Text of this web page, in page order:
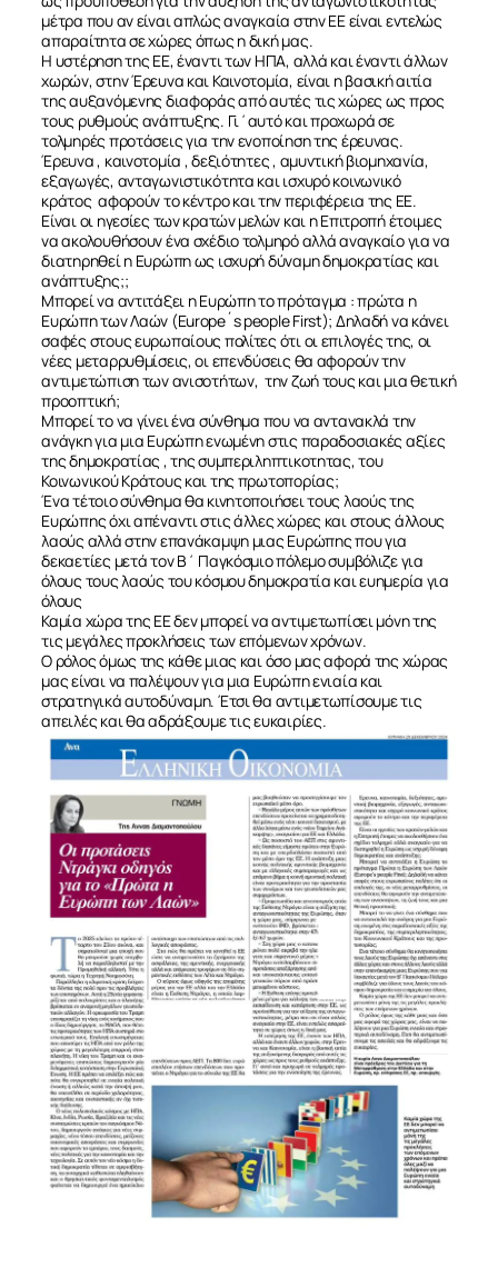
ΕΠΙΚΟΙΝΩΝΙΑ
μέτρα που αν είναι απλώς αναγκαία στην ΕΕ είναι εντελώς
απαραίτητα σε χώρες όπως η δική μας.
Η υστέρηση της ΕΕ, έναντι των ΗΠΑ, αλλά και έναντι άλλων
χωρών, στην Έρευνα και Καινοτομία, είναι η βασική αιτία
της αυξανόμενης διαφοράς από αυτές τις χώρες ως προς
τους ρυθμούς ανάπτυξης. Γι΄αυτό και προχωρά σε
τολμηρές προτάσεις για την ενοποίηση της έρευνας.
Έρευνα , καινοτομία , δεξιότητες , αμυντική βιομηχανία,
εξαγωγές, ανταγωνιστικότητα και ισχυρό κοινωνικό
κράτος αφορούν το κέντρο και την περιφέρεια της ΕΕ.
Είναι οι ηγεσίες των κρατών μελών και η Επιτροπή έτοιμες
να ακολουθήσουν ένα σχέδιο τολμηρό αλλά αναγκαίο για να
διατηρηθεί η Ευρώπη ως ισχυρή δύναμη δημοκρατίας και
ανάπτυξης;;
Μπορεί να αντιτάξει η Ευρώπη το πρόταγμα : πρώτα η
Ευρώπη των Λαών (Europe´s people First); Δηλαδή να κάνει
σαφές στους ευρωπαίους πολίτες ότι οι επιλογές της, οι
νέες μεταρρυθμίσεις, οι επενδύσεις θα αφορούν την
αντιμετώπιση των ανισοτήτων, την ζωή τους και μια θετική
προοπτική;
Μπορεί το να γίνει ένα σύνθημα που να αντανακλά την
ανάγκη για μια Ευρώπη ενωμένη στις παραδοσιακές αξίες
της δημοκρατίας , της συμπεριληπτικοτητας, του
Κοινωνικού Κράτους και της πρωτοπορίας;
Ένα τέτοιο σύνθημα θα κινητοποιήσει τους λαούς της
Ευρώπης όχι απέναντι στις άλλες χώρες και στους άλλους
λαούς αλλά στην επανάκαμψη μιας Ευρώπης που για
δεκαετίες μετά τον Β΄ Παγκόσμιο πόλεμο συμβόλιζε για
όλους τους λαούς του κόσμου δημοκρατία και ευημερία για
όλους
Καμία χώρα της ΕΕ δεν μπορεί να αντιμετωπίσει μόνη της
τις μεγάλες προκλήσεις των επόμενων χρόνων.
Ο ρόλος όμως της κάθε μιας και όσο μας αφορά της χώρας
μας είναι να παλέψουν για μια Ευρώπη ενιαία και
στρατηγικά αυτοδύναμη. Έτσι θα αντιμετωπίσουμε τις
απειλές και θα αδράξουμε τις ευκαιρίες.